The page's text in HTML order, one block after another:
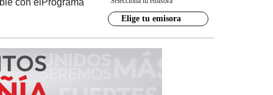
Elige tu emisora